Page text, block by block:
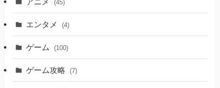
(45)
エンタメ (4)
ゲーム (100)
ゲーム攻略 (7)